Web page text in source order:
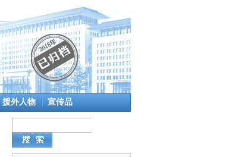
援外人物 宣传品